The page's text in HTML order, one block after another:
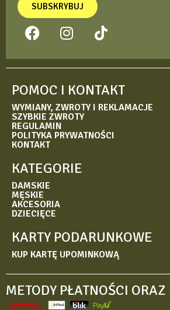
SUBSKRYBUJ
POMOC I KONTAKT
WYMIANY, ZWROTY I REKLAMACJE
SZYBKIE ZWROTY
REGULAMIN
POLITYKA PRYWATNOŚCI
KONTAKT
KATEGORIE
DAMSKIE
MĘSKIE
AKCESORIA
DZIECIĘCE
KARTY PODARUNKOWE
KUP KARTĘ UPOMINKOWĄ
METODY PŁATNOŚCI ORAZ